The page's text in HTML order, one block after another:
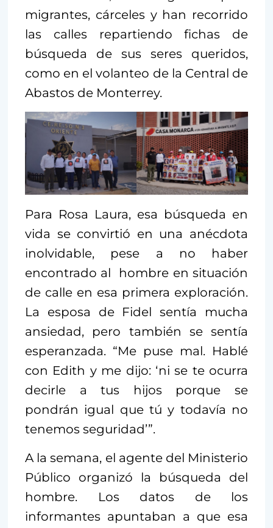
migrantes, cárceles y han recorrido
las calles repartiendo fichas de
búsqueda de sus seres queridos,
como en el volanteo de la Central de
Abastos de Monterrey.
Para Rosa Laura, esa búsqueda en
vida se convirtió en una anécdota
inolvidable, pese a no haber
encontrado al hombre en situación
de calle en esa primera exploración.
La esposa de Fidel sentía mucha
ansiedad, pero también se sentía
esperanzada. “Me puse mal. Hablé
con Edith y me dijo: ‘ni se te ocurra
decirle a tus hijos porque se
pondrán igual que tú y todavía no
tenemos seguridad’”.
A la semana, el agente del Ministerio
Público organizó la búsqueda del
hombre. Los datos de los
informantes apuntaban a que esa